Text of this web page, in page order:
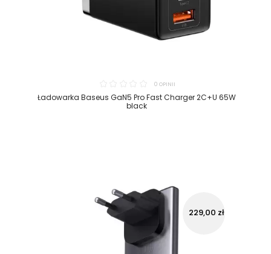
0 OPINII
Ładowarka Baseus GaN5 Pro Fast Charger 2C+U 65W
black
229,00 zł